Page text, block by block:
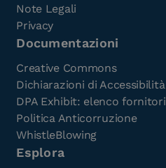
Note Legali
Privacy
Documentazioni
Creative Commons
Dichiarazioni di Accessibilità
DPA Exhibit: elenco fornitori
Politica Anticorruzione
WhistleBlowing
Esplora